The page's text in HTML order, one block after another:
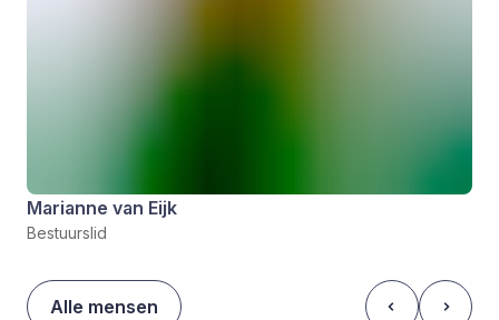
Marianne van Eijk
Bestuurslid
Alle mensen